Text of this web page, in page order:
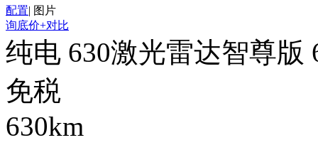
配置| 图片
询底价+对比
纯电 630激光雷达智尊版
免税
630km